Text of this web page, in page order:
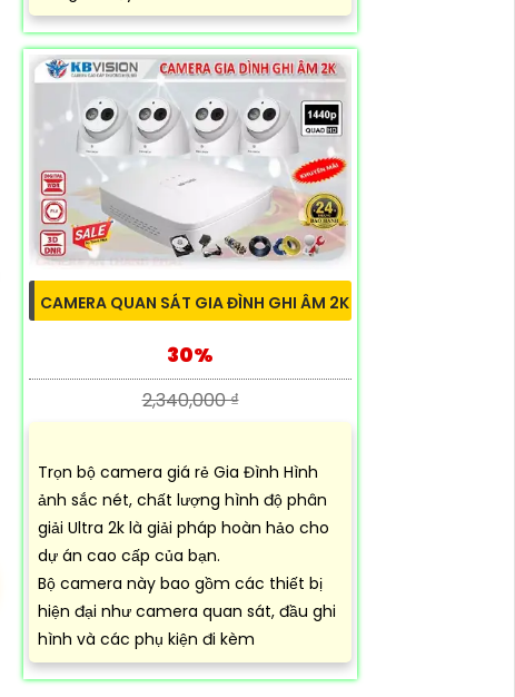
CAMERA QUAN SÁT GIA ĐÌNH GHI ÂM 2K
30%
2,340,000 ₫
Trọn bộ camera giá rẻ Gia Đình Hình
ảnh sắc nét, chất lượng hình độ phân
giải Ultra 2k là giải pháp hoàn hảo cho
dự án cao cấp của bạn.
Bộ camera này bao gồm các thiết bị
hiện đại như camera quan sát, đầu ghi
hình và các phụ kiện đi kèm